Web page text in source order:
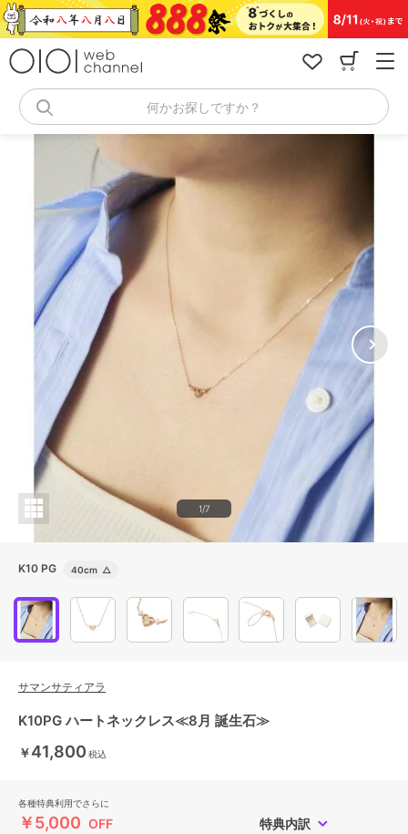
コ
ン
何かお探しですか？
1/7
K10 PG 40cm △
サマンサティアラ
K10PG ハートネックレス≪8月 誕生石≫
￥41,800 税込
各種特典利用でさらに
￥5,000 OFF 特典内訳